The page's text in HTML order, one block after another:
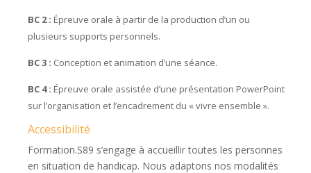
BC 2 : Épreuve orale à partir de la production d’un ou
plusieurs supports personnels.
BC 3 : Conception et animation d’une séance.
BC 4 : Épreuve orale assistée d’une présentation PowerPoint
sur l’organisation et l’encadrement du « vivre ensemble ».
Accessibilité
Formation.S89 s’engage à accueillir toutes les personnes
en situation de handicap. Nous adaptons nos modalités